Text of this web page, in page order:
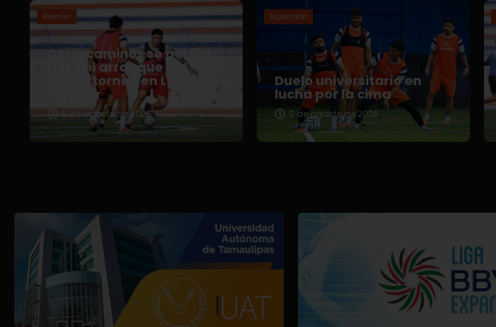
Premier
Correcaminos se perfila
para el arranque del
nuevo torneo en Liga
Premier
5 de agosto de 2026
Expansión
Duelo universitario en
lucha por la cima
5 de agosto de 2026